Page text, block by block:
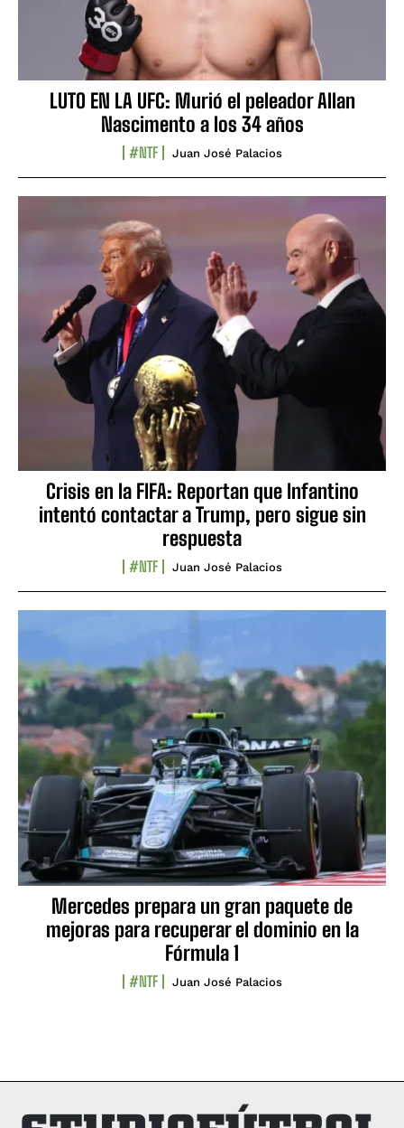
LUTO EN LA UFC: Murió el peleador Allan
Nascimento a los 34 años
#NTF Juan José Palacios
Crisis en la FIFA: Reportan que Infantino
intentó contactar a Trump, pero sigue sin
respuesta
#NTF Juan José Palacios
Mercedes prepara un gran paquete de
mejoras para recuperar el dominio en la
Fórmula 1
#NTF Juan José Palacios